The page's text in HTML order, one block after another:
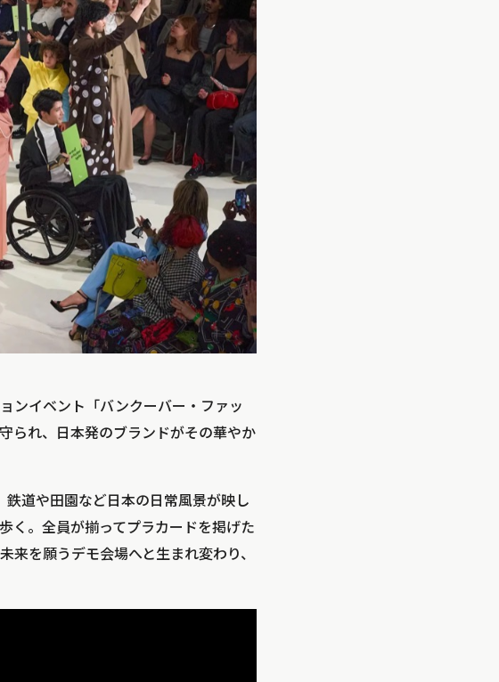
ンイベント「バンクーバー・ファッ
られ、日本発のブランドがその華やか
道や田園など日本の日常風景が映し
く。全員が揃ってプラカードを掲げた
を願うデモ会場へと生まれ変わり、